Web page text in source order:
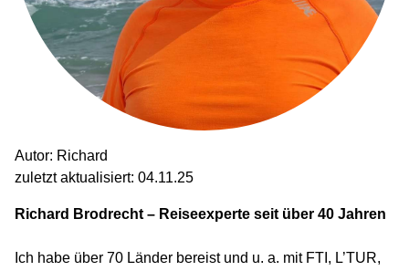
Autor: Richard
zuletzt aktualisiert: 04.11.25
Richard Brodrecht – Reiseexperte seit über 40 Jahren
Ich habe über 70 Länder bereist und u. a. mit FTI, L’TUR,